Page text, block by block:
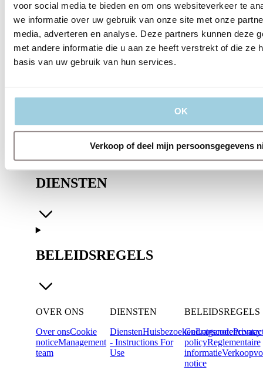
voor social media te bieden en om ons websiteverkeer te
we informatie over uw gebruik van onze site met onze
media, adverteren en analyse. Deze partners kunnen deze
met andere informatie die u aan ze heeft verstrekt of die ze
basis van uw gebruik van hun services.
OK
Verkoop of deel mijn persoonsgegevens
DIENSTEN
BELEIDSREGELS
OVER ONS
Over onsCookie
noticeManagement
team
DIENSTEN
DienstenHuisbezoeken
- Instructions For
Use
BELEIDSREGELS
GedragscodePrivacy
policyReglementaire
informatie
notice